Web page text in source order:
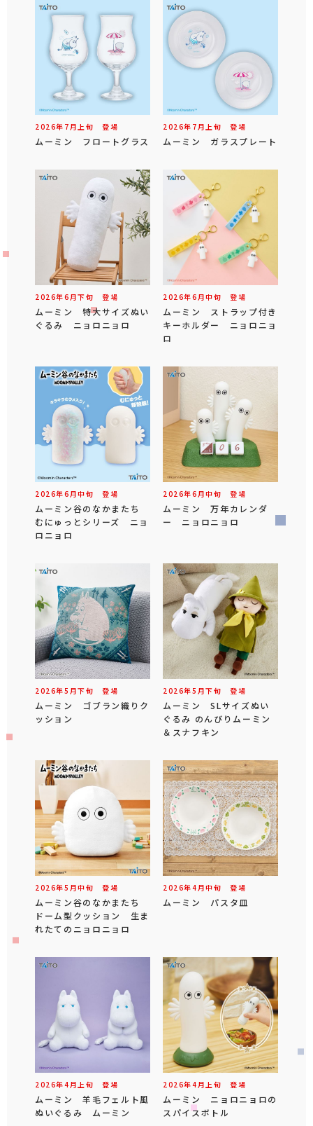
2026年 7 月 上旬 登場
ムーミン フロートグラス
2026年 7 月 上旬 登場
ムーミン ガラスプレート
2026年6 月下旬 登場
ムーミン 特大サイズぬい
ぐるみ ニョロニョロ
2026年6 月中旬 登場
ムーミン ストラップ付き
キーホルダー ニョロニョ
ロ
2026年6 月中旬 登場
ムーミン谷のなかまたち
むにゅっとシリーズ ニョ
ロニョロ
2026年6 月中旬 登場
ムーミン 万年カレンダ
ー ニョロニョロ
2026年5 月下旬 登場
ムーミン ゴブラン織りク
ッション
2026年5 月下旬 登場
ムーミン SLサイズぬい
ぐるみ のんびりムーミン
＆スナフキン
2026年5 月中旬 登場
ムーミン谷のなかまたち
ドーム型クッション 生ま
れたてのニョロニョロ
2026年4 月中旬 登場
ムーミン パスタ皿
2026年4 月 上旬 登場
ムーミン 羊毛フェルト風
ぬいぐるみ ムーミン
2026年4 月 上旬 登場
ムーミン ニョロニョロの
スパイスボトル